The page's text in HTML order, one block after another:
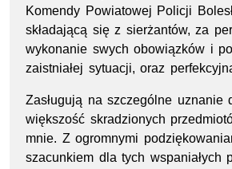
Komendy Powiatowej Policji
składającą się z sierżantów, za
wykonanie swych obowiązków i
zaistniałej sytuacji, oraz
Zasługują na szczególne uznanie
większość skradzionych
mnie. Z ogromnymi
szacunkiem dla tych wspaniałych